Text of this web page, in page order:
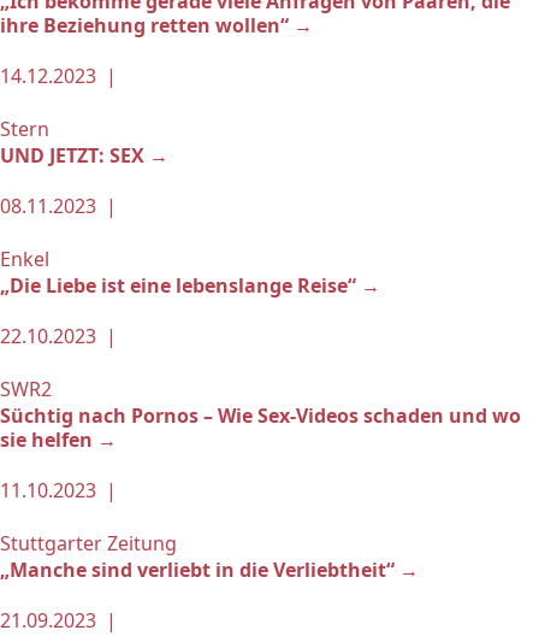
ihre Beziehung retten wollen“ →
14.12.2023 |
Stern
UND JETZT: SEX →
08.11.2023 |
Enkel
„Die Liebe ist eine lebenslange Reise“ →
22.10.2023 |
SWR2
Süchtig nach Pornos – Wie Sex-Videos schaden und wo
sie helfen →
11.10.2023 |
Stuttgarter Zeitung
„Manche sind verliebt in die Verliebtheit“ →
21.09.2023 |